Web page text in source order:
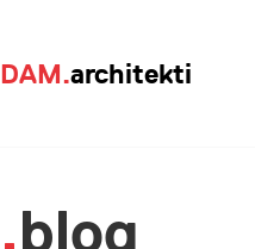
DAM.architekti
blog